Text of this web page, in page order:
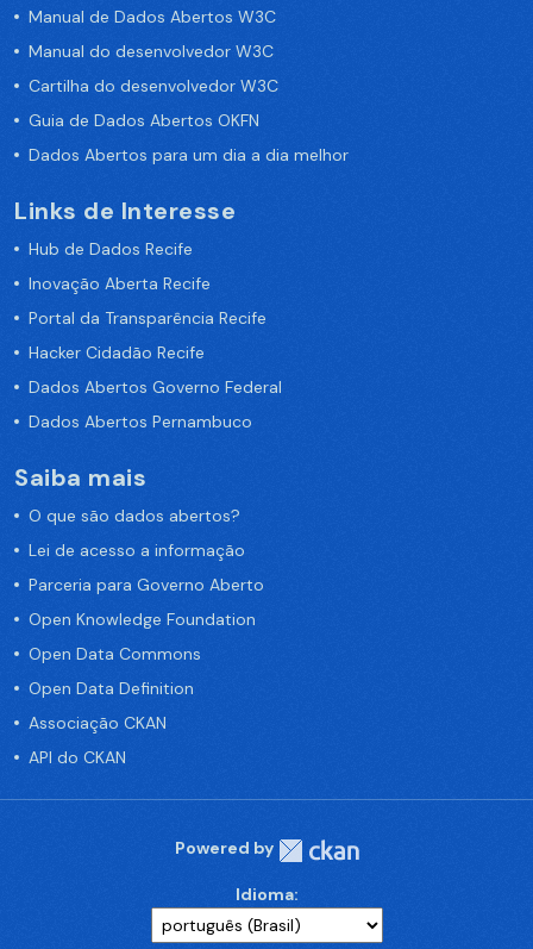
Manual de Dados Abertos W3C
Manual do desenvolvedor W3C
Cartilha do desenvolvedor W3C
Guia de Dados Abertos OKFN
Dados Abertos para um dia a dia melhor
Links de Interesse
Hub de Dados Recife
Inovação Aberta Recife
Portal da Transparência Recife
Hacker Cidadão Recife
Dados Abertos Governo Federal
Dados Abertos Pernambuco
Saiba mais
O que são dados abertos?
Lei de acesso a informação
Parceria para Governo Aberto
Open Knowledge Foundation
Open Data Commons
Open Data Definition
Associação CKAN
API do CKAN
Powered by
Idioma